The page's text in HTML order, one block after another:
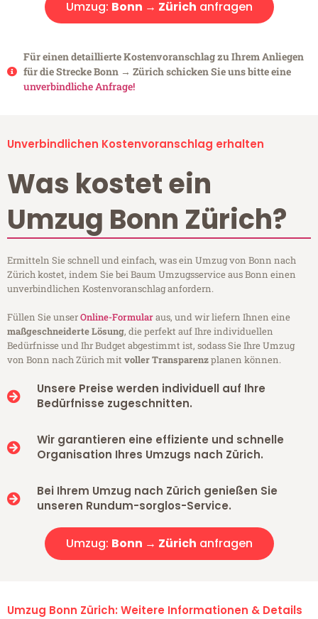
Umzug: Bonn → Zürich anfragen
Für einen detaillierte Kostenvoranschlag zu Ihrem Anliegen
für die Strecke Bonn → Zürich schicken Sie uns bitte eine
unverbindliche Anfrage!
Unverbindlichen Kostenvoranschlag erhalten
Was kostet ein
Umzug Bonn Zürich?
Ermitteln Sie schnell und einfach, was ein Umzug von Bonn nach
Zürich kostet, indem Sie bei Baum Umzugsservice aus Bonn einen
unverbindlichen Kostenvoranschlag anfordern.
Füllen Sie unserOnline-Formularaus, und wir liefern Ihnen eine
maßgeschneiderte Lösung, die perfekt auf Ihre individuellen
Bedürfnisse und Ihr Budget abgestimmt ist, sodass Sie Ihre Umzug
von Bonn nach Zürich mitvoller Transparenzplanen können.
Unsere Preise werden individuell auf Ihre
Bedürfnisse zugeschnitten.
Wir garantieren eine effiziente und schnelle
Organisation Ihres Umzugs nach Zürich.
Bei Ihrem Umzug nach Zürich genießen Sie
unseren Rundum-sorglos-Service.
Umzug: Bonn → Zürich anfragen
Umzug Bonn Zürich: Weitere Informationen & Details